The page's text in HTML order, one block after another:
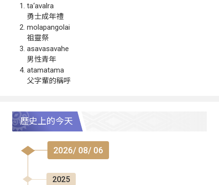
ta‘avalra
勇士成年禮
molapangolai
祖靈祭
asavasavahe
男性青年
atamatama
父字輩的稱呼
歷史上的今天
2026/ 08/ 06
2025